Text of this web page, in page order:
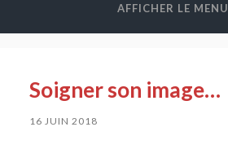
AFFICHER LE MENU
Soigner son image…
16 JUIN 2018